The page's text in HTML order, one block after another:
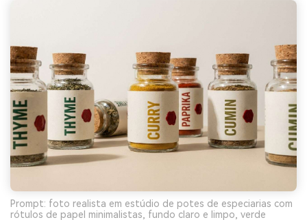
Prompt: foto realista em estúdio de potes de especiarias com
rótulos de papel minimalistas, fundo claro e limpo, verde